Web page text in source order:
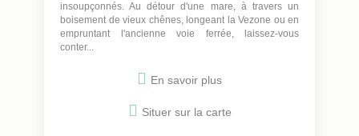
insoupçonnés. Au détour d'une mare, à travers un
boisement de vieux chênes, longeant la Vezone ou en
empruntant l'ancienne voie ferrée, laissez-vous
conter...
En savoir plus
Situer sur la carte